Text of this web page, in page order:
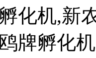
化机,新
牌孵化